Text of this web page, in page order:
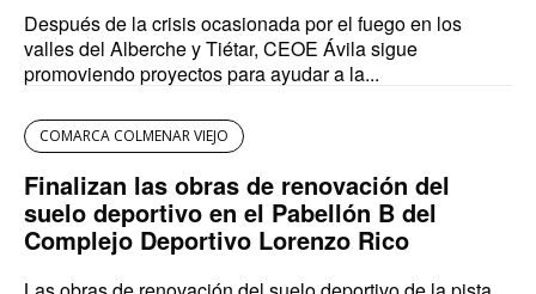
Después de la crisis ocasionada por el fuego en los
valles del Alberche y Tiétar, CEOE Ávila sigue
promoviendo proyectos para ayudar a la...
COMARCA COLMENAR VIEJO
Finalizan las obras de renovación del
suelo deportivo en el Pabellón B del
Complejo Deportivo Lorenzo Rico